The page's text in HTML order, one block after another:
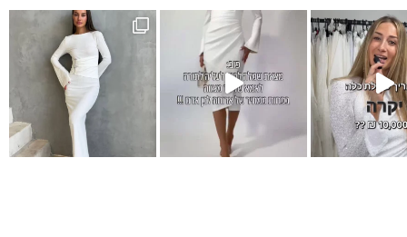
Instagram
שמלת מקסי לבנה